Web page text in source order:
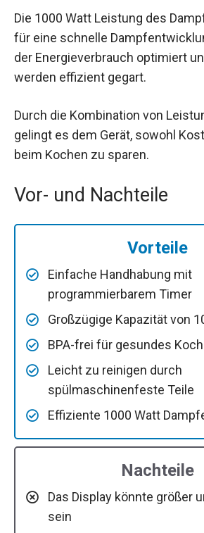
Die 1000 Watt Leistung des
für eine schnelle
der Energieverbrauch optimiert
werden effizient gegart.
Durch die Kombination von
gelingt es dem Gerät, sowohl
beim Kochen zu sparen.
Vor- und Nachteile
Vorteile
Einfache Handhabung mit
programmierbarem Timer
Großzügige Kapazität von
BPA-frei für gesundes
Leicht zu reinigen durch
spülmaschinenfeste Teile
Effiziente 1000 Watt
Nachteile
Das Display könnte größer
sein